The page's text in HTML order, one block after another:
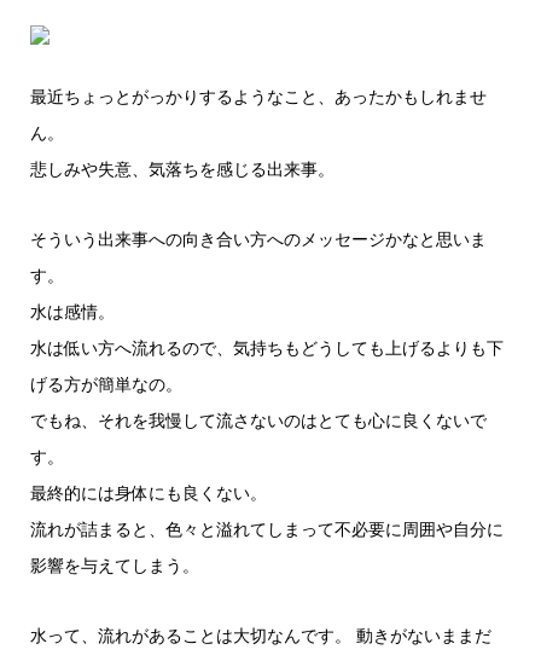
最近ちょっとがっかりするようなこと、あったかもしれませ
ん。
悲しみや失意、気落ちを感じる出来事。
そういう出来事への向き合い方へのメッセージかなと思いま
す。
水は感情。
水は低い方へ流れるので、気持ちもどうしても上げるよりも下
げる方が簡単なの。
でもね、それを我慢して流さないのはとても心に良くないで
す。
最終的には身体にも良くない。
流れが詰まると、色々と溢れてしまって不必要に周囲や自分に
影響を与えてしまう。
水って、流れがあることは大切なんです。 動きがないままだ